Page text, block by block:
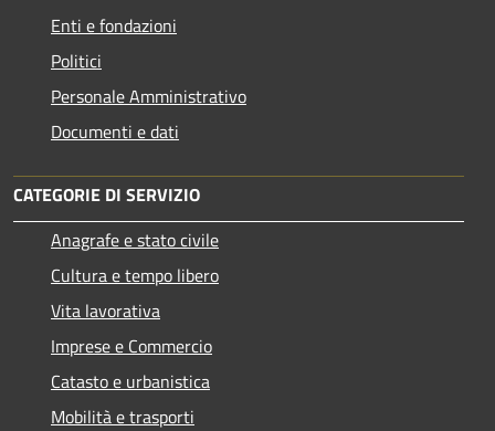
Enti e fondazioni
Politici
Personale Amministrativo
Documenti e dati
CATEGORIE DI SERVIZIO
Anagrafe e stato civile
Cultura e tempo libero
Vita lavorativa
Imprese e Commercio
Catasto e urbanistica
Mobilità e trasporti